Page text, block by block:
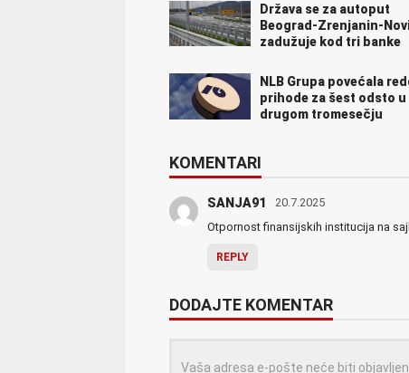
Država se za autoput
Beograd-Zrenjanin-
zadužuje kod tri banke
NLB Grupa povećala
prihode za šest odsto u
drugom tromesečju
KOMENTARI
SANJA91 20.7.2025
Otpornost finansijskih institucija na
REPLY
DODAJTE KOMENTAR
Vaša adresa e-pošte neće biti